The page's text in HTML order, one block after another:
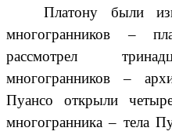
Платону были
многогранников –
рассмотрел
многогранников –
Пуансо открыли
многогранника – тела